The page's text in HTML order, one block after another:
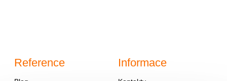
Reference Informace